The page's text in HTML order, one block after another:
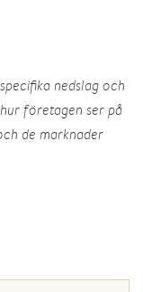
nedslag och
företagen ser på
de marknader